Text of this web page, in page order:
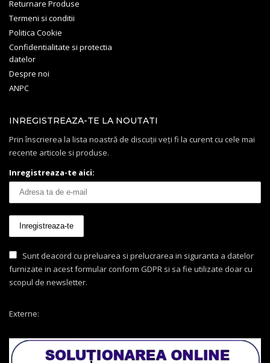
Returnare Produse
Termeni si conditii
Politica Cookie
Confidentialitate si protectia
datelor
Despre noi
ANPC
INREGISTREAZA-TE LA NOUTATI
Prin înscrierea la lista noastră de discuții veți fi la curent cu cele mai
recente articole si produse.
Inregistreaza-te aici:
Sunt deacord cu preluarea si prelucrarea in siguranta a datelor
furnizate in acest formular conform GDPR si sa fie utilizate doar cu
scopul de newsletter.
Externe: